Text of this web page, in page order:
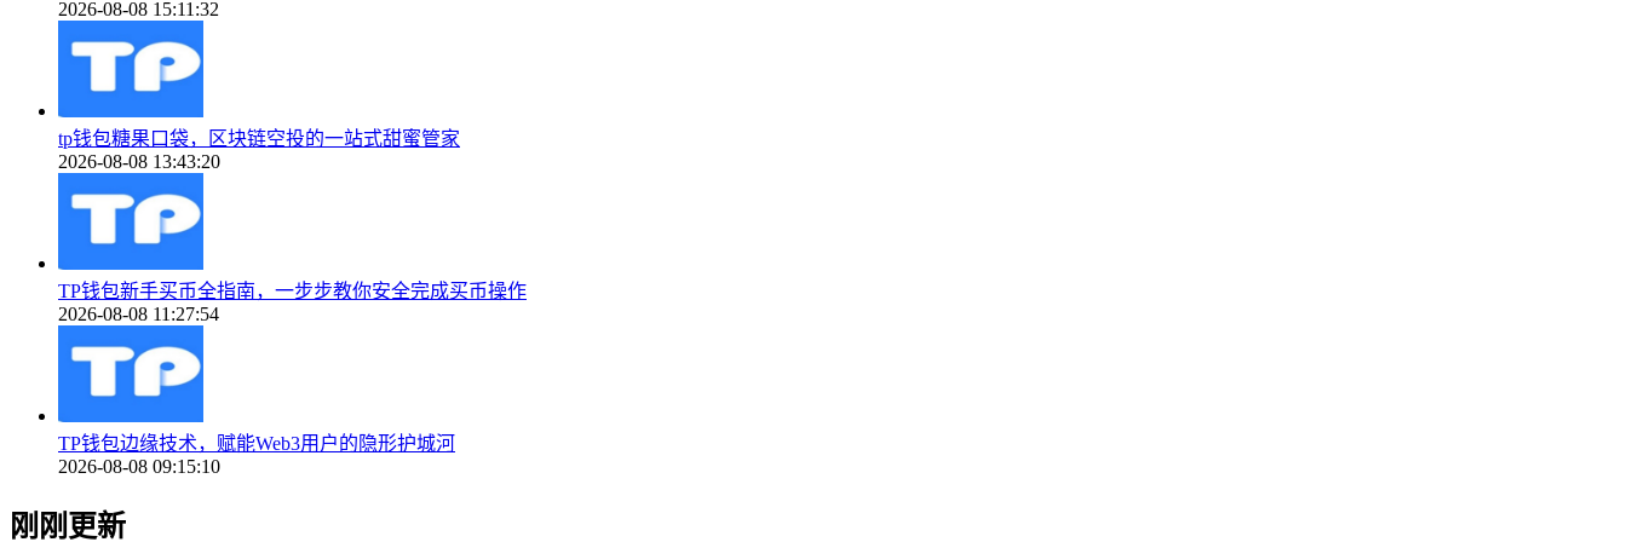
2026-08-08 15:11:32
tp钱包糖果口袋，区块链空投的一站式甜蜜管家
2026-08-08 13:43:20
TP钱包新手买币全指南，一步步教你安全完成买币操作
2026-08-08 11:27:54
TP钱包边缘技术，赋能Web3用户的隐形护城河
2026-08-08 09:15:10
刚刚更新